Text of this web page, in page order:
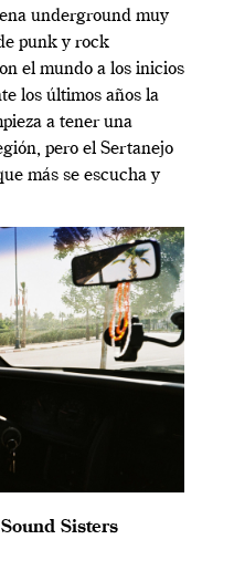
underground muy
punk y rock
el mundo a los inicios
los últimos años la
a tener una
pero el Sertanejo
más se escucha y
Sisters